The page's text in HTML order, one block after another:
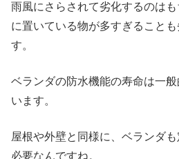
雨風にさらされて劣化するのは
に置いている物が多すぎること
す。
ベランダの防水機能の寿命は一
います。
屋根や外壁と同様に、ベランダ
必要なんですね。